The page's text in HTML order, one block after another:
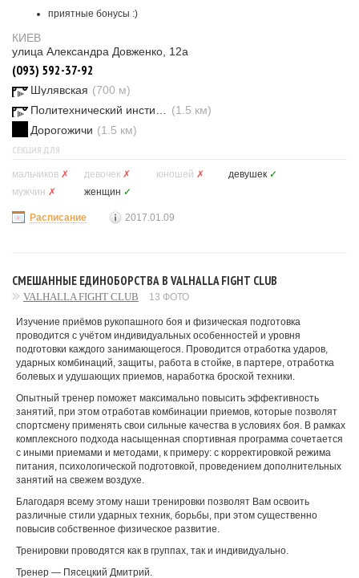
приятные бонусы :)
КИЕВ
улица Александра Довженко, 12а
(093) 592-37-92
Шулявская (700 м)
(1.5 км)
Дорогожичи (1.5 км)
СЕКЦИЯ ДЛЯ
мальчиков ✗ девочек ✗ юношей ✗ девушек ✓
мужчин ✗ женщин ✓
Расписание 2017.01.09
СМЕШАННЫЕ ЕДИНОБОРСТВА В VALHALLA FIGHT CLUB
VALHALLA FIGHT CLUB 13 ФОТО
Изучение приёмов рукопашного боя и физическая подготовка
проводится с учётом индивидуальных особенностей и уровня
подготовки каждого занимающегося. Проводится отработка ударов,
ударных комбинаций, защиты, работа в стойке, в партере, отработка
болевых и удушающих приемов, наработка броской техники.
Опытный тренер поможет максимально повысить эффективность
занятий, при этом отработав комбинации приемов, которые позволят
спортсмену применять свои сильные качества в условиях боя. В рамках
комплексного подхода насыщенная спортивная программа сочетается
с иными приемами и методами, к примеру: с корректировкой режима
питания, психологической подготовкой, проведением дополнительных
занятий на свежем воздухе.
Благодаря всему этому наши тренировки позволят Вам освоить
различные стили ударных техник, борьбы, при этом существенно
повысив собственное физическое развитие.
Тренировки проводятся как в группах, так и индивидуально.
Тренер — Пясецкий Дмитрий.